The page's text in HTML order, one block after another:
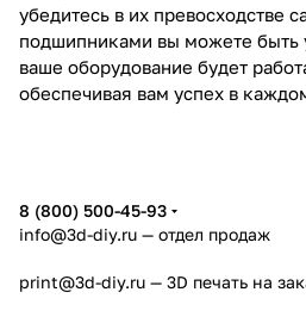
убедитесь в их превосходстве
подшипниками вы можете быть
ваше оборудование будет
обеспечивая вам успех в
8 (800) 500-45-93
info@3d-diy.ru — отдел продаж
print@3d-diy.ru — 3D печать на